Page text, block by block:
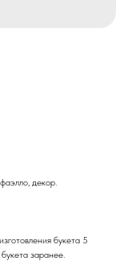
декор.
букета 5
заранее.